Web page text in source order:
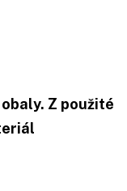
Z použité